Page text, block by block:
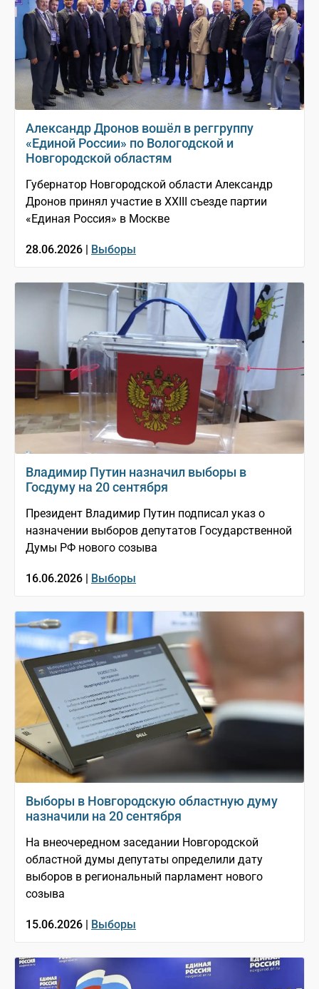
Александр Дронов вошёл в реггруппу
«Единой России» по Вологодской и
Новгородской областям
Губернатор Новгородской области Александр
Дронов принял участие в XXIII съезде партии
«Единая Россия» в Москве
28.06.2026 | Выборы
Владимир Путин назначил выборы в
Госдуму на 20 сентября
Президент Владимир Путин подписал указ о
назначении выборов депутатов Государственной
Думы РФ нового созыва
16.06.2026 | Выборы
Выборы в Новгородскую областную думу
назначили на 20 сентября
На внеочередном заседании Новгородской
областной думы депутаты определили дату
выборов в региональный парламент нового
созыва
15.06.2026 | Выборы